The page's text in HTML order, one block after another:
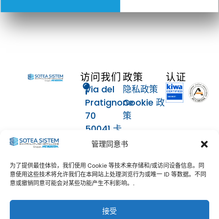
管理同意书
为了提供最佳体验，我们使用 Cookie 等技术来存储和/或访问设备信息。同
意使用这些技术将允许我们在本网站上处理浏览行为或唯一 ID 等数据。不同
意或撤销同意可能会对某些功能产生不利影响。.
接受
访问我们
Via del
Pratignone
70
50041 卡
伦扎诺
联系人
055
8873633
info@soteasistem.com
政策
隐私政策
Cookie 政
策
认证